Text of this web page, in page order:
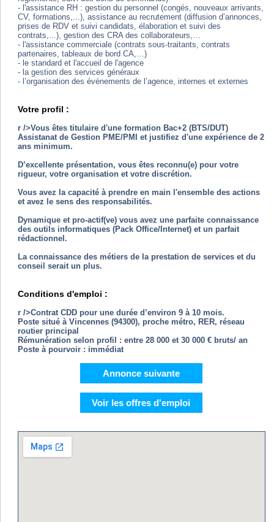
- l'assistance RH : gestion du personnel (congés, nouveaux arrivants,
CV, formations,...), assistance au recrutement (diffusion d’annonces,
prises de RDV et suivi candidats, élaboration et suivi des
contrats,...), gestion des CRA des collaborateurs,…
- l'assistance commerciale (contrats sous-traitants, contrats
partenaires, tableaux de bord CA,…)
- le standard et l'accueil de l'agence
- la gestion des services généraux
- l’organisation des événements de l’agence, internes et externes
Votre profil :
r />Vous êtes titulaire d'une formation Bac+2 (BTS/DUT)
Assistanat de Gestion PME/PMI et justifiez d'une expérience de 2
ans minimum.
D’excellente présentation, vous êtes reconnu(e) pour votre
rigueur, votre organisation et votre discrétion.
Vous avez la capacité à prendre en main l'ensemble des actions
et avez le sens des responsabilités.
Dynamique et pro-actif(ve) vous avez une parfaite connaissance
des outils informatiques (Pack Office/Internet) et un parfait
rédactionnel.
La connaissance des métiers de la prestation de services et du
conseil serait un plus.
Conditions d'emploi :
r />Contrat CDD pour une durée d’environ 9 à 10 mois.
Poste situé à Vincennes (94300), proche métro, RER, réseau
routier principal
Rémunération selon profil : entre 28 000 et 30 000 € bruts/ an
Poste à pourvoir : immédiat
Annonce suivante
Voir les offres d'emploi